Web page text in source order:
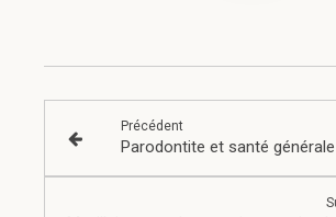
Précédent
Parodontite et santé générale